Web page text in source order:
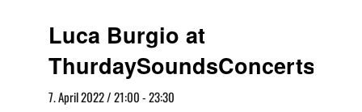
Luca Burgio at
ThurdaySoundsConcerts
7. April 2022 / 21:00-23:30